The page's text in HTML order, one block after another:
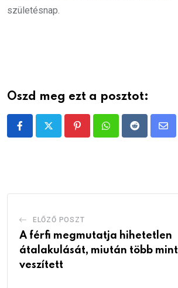
születésnap.
Oszd meg ezt a posztot:
PinterestWhatsappReddit
ELŐZŐ POSZT
A férfi megmutatja hihetetlen
átalakulását, miután több mint
veszített